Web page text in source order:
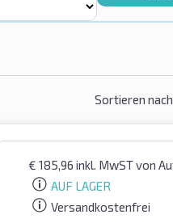
Sortieren nach
€ 185,96 inkl. MwSTvon
AUF LAGER
Versandkostenfrei